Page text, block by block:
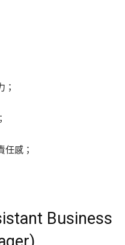
感；
Business